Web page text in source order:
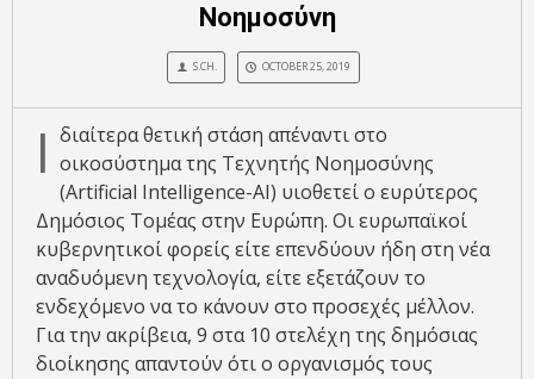
Νοημοσύνη
S.CH. OCTOBER 25, 2019
Ι διαίτερα θετική στάση απέναντι στο
οικοσύστημα της Τεχνητής Νοημοσύνης
(Artificial Intelligence-ΑΙ) υιοθετεί ο ευρύτερος
Δημόσιος Τομέας στην Ευρώπη. Οι ευρωπαϊκοί
κυβερνητικοί φορείς είτε επενδύουν ήδη στη νέα
αναδυόμενη τεχνολογία, είτε εξετάζουν το
ενδεχόμενο να το κάνουν στο προσεχές μέλλον.
Για την ακρίβεια, 9 στα 10 στελέχη της δημόσιας
διοίκησης απαντούν ότι ο οργανισμός τους